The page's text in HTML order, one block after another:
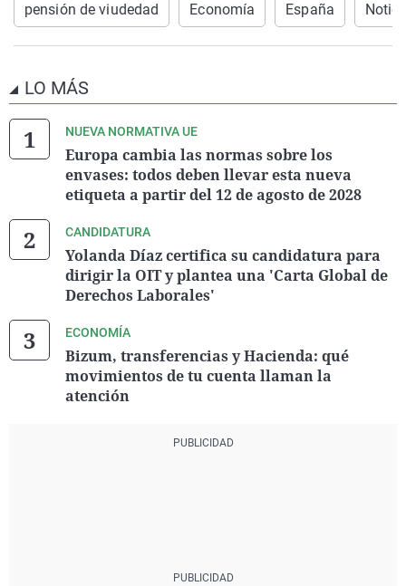
pensión de viudedad Economía España
LO MÁS
NUEVA NORMATIVA UE
Europa cambia las normas sobre los
envases: todos deben llevar esta nueva
etiqueta a partir del 12 de agosto de 2028
CANDIDATURA
Yolanda Díaz certifica su candidatura para
dirigir la OIT y plantea una 'Carta Global de
Derechos Laborales'
ECONOMÍA
Bizum, transferencias y Hacienda: qué
movimientos de tu cuenta llaman la
atención